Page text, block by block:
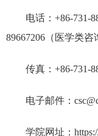
电话：+86-731-
89667206（医学类咨
传真：+86-731-
电子邮件：
学院网址：